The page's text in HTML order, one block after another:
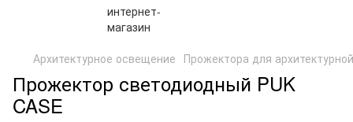
Архитектурное освещение Прожектора для
Прожектор светодиодный PUK
CASE